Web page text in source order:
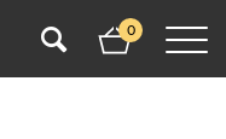
0